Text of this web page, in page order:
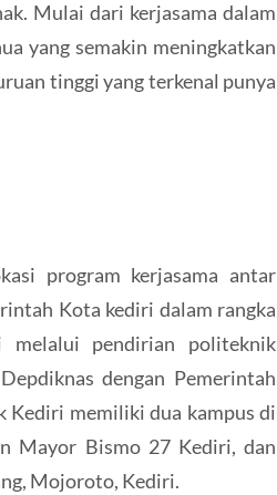
Mulai dari kerjasama dalam
yang semakin meningkatkan
tinggi yang terkenal punya
program kerjasama antar
Kota kediri dalam rangka
melalui pendirian politeknik
dengan Pemerintah
Kediri memiliki dua kampus di
Mayor Bismo 27 Kediri, dan
Mojoroto, Kediri.